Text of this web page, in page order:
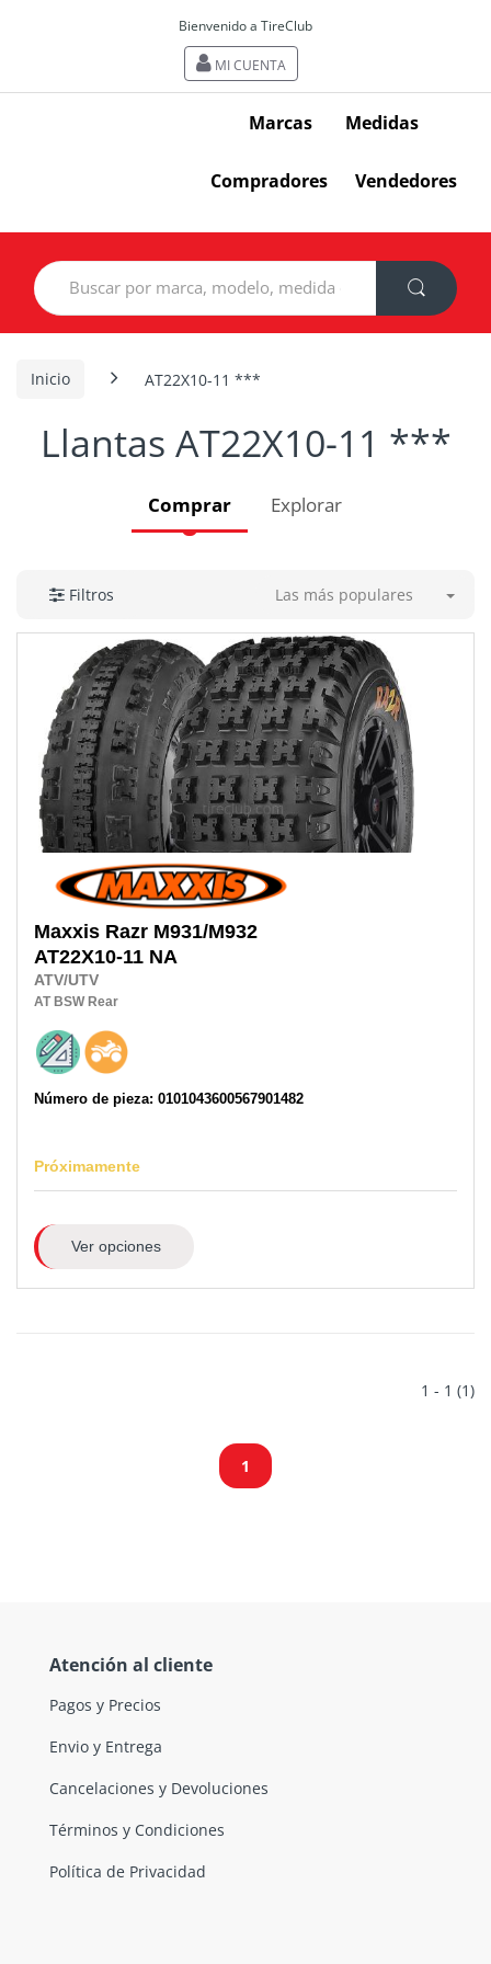
Bienvenido a TireClub
MI CUENTA
Marcas Medidas
Compradores Vendedores
Search
for:
Inicio AT22X10-11 ***
Llantas AT22X10-11 ***
Comprar Explorar
Filtros Las más populares
Maxxis Razr M931/M932
AT22X10-11 NA
ATV/UTV
AT BSW Rear
Número de pieza: 0101043600567901482
Próximamente
Ver opciones
1 - 1 (1)
1
Atención al cliente
Pagos y Precios
Envio y Entrega
Cancelaciones y Devoluciones
Términos y Condiciones
Política de Privacidad